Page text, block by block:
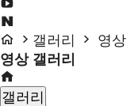
갤러리
영
영상 갤러리
갤러리